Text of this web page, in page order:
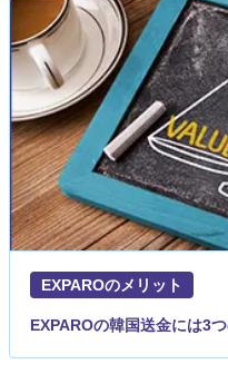
EXPAROのメリット
EXPAROの韓国送金には3